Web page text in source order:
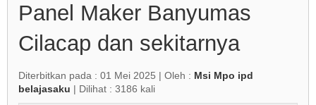
Panel Maker Banyumas
Cilacap dan sekitarnya
Diterbitkan pada : 01 Mei 2025 | Oleh : Msi Mpo ipd
belajasaku | Dilihat : 3186 kali